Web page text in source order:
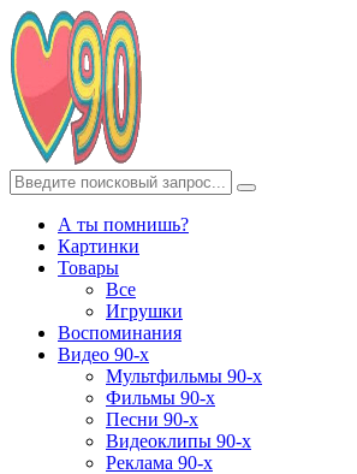
А ты помнишь?
Картинки
Товары
Все
Игрушки
Воспоминания
Видео 90-х
Мультфильмы 90-х
Фильмы 90-х
Песни 90-х
Видеоклипы 90-х
Реклама 90-х